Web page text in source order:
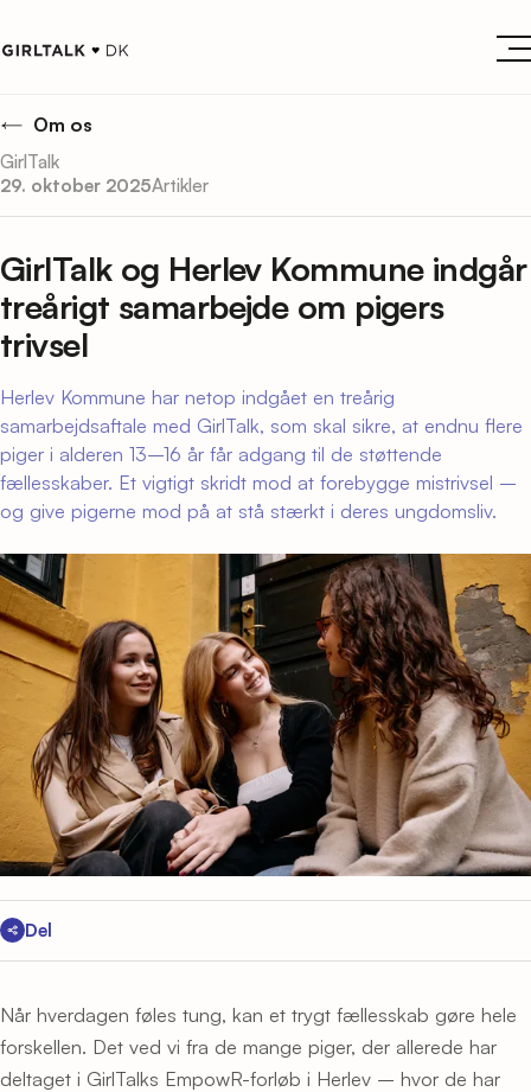
Om os
GirlTalk
29. oktober 2025Artikler
GirlTalk og Herlev Kommune indgår
treårigt samarbejde om pigers
trivsel
Herlev Kommune har netop indgået en treårig
samarbejdsaftale med GirlTalk, som skal sikre, at endnu flere
piger i alderen 13–16 år får adgang til de støttende
fællesskaber. Et vigtigt skridt mod at forebygge mistrivsel –
og give pigerne mod på at stå stærkt i deres ungdomsliv.
Del
Når hverdagen føles tung, kan et trygt fællesskab gøre hele
forskellen. Det ved vi fra de mange piger, der allerede har
deltaget i GirlTalks EmpowR-forløb i Herlev – hvor de har